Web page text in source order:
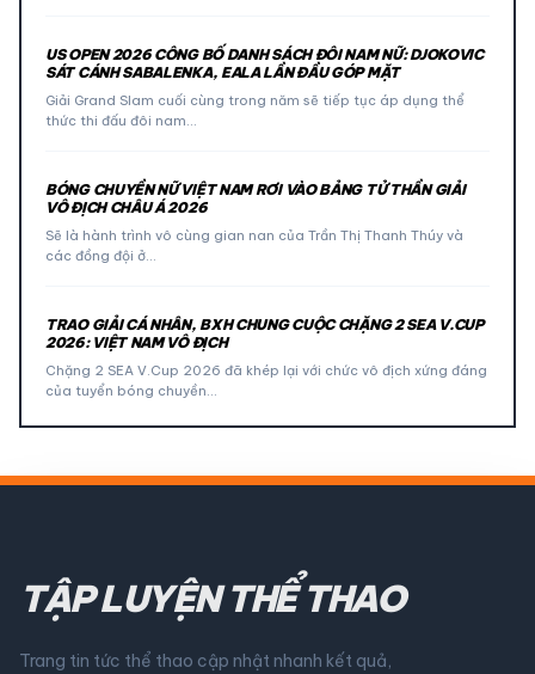
US OPEN 2026 CÔNG BỐ DANH SÁCH ĐÔI NAM NỮ: DJOKOVIC
SÁT CÁNH SABALENKA, EALA LẦN ĐẦU GÓP MẶT
Giải Grand Slam cuối cùng trong năm sẽ tiếp tục áp dụng thể
thức thi đấu đôi nam…
BÓNG CHUYỀN NỮ VIỆT NAM RƠI VÀO BẢNG TỬ THẦN GIẢI
VÔ ĐỊCH CHÂU Á 2026
Sẽ là hành trình vô cùng gian nan của Trần Thị Thanh Thúy và
các đồng đội ở…
TRAO GIẢI CÁ NHÂN, BXH CHUNG CUỘC CHẶNG 2 SEA V.CUP
2026: VIỆT NAM VÔ ĐỊCH
Chặng 2 SEA V.Cup 2026 đã khép lại với chức vô địch xứng đáng
của tuyển bóng chuyền…
TẬP LUYỆN THỂ THAO
Trang tin tức thể thao cập nhật nhanh kết quả,